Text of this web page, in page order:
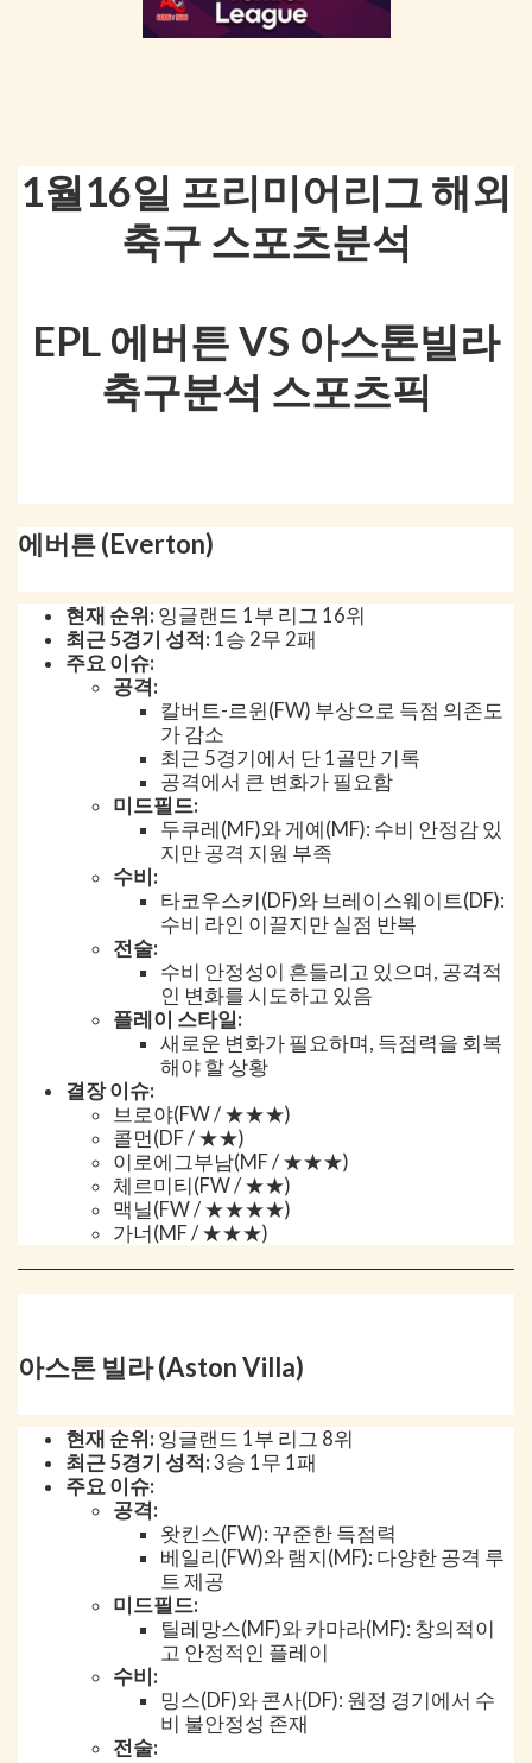
1월16일 프리미어리그 해외
축구 스포츠분석
EPL 에버튼 VS 아스톤빌라
축구분석 스포츠픽
에버튼 (Everton)
현재 순위: 잉글랜드 1부 리그 16위
최근 5경기 성적: 1승 2무 2패
주요 이슈:
공격:
칼버트-르윈(FW) 부상으로 득점 의존도
가 감소
최근 5경기에서 단 1골만 기록
공격에서 큰 변화가 필요함
미드필드:
두쿠레(MF)와 게예(MF): 수비 안정감 있
지만 공격 지원 부족
수비:
타코우스키(DF)와 브레이스웨이트(DF):
수비 라인 이끌지만 실점 반복
전술:
수비 안정성이 흔들리고 있으며, 공격적
인 변화를 시도하고 있음
플레이 스타일:
새로운 변화가 필요하며, 득점력을 회복
해야 할 상황
결장 이슈:
브로야(FW / ★★★)
콜먼(DF / ★★)
이로에그부남(MF / ★★★)
체르미티(FW / ★★)
맥닐(FW / ★★★★)
가너(MF / ★★★)
아스톤 빌라 (Aston Villa)
현재 순위: 잉글랜드 1부 리그 8위
최근 5경기 성적: 3승 1무 1패
주요 이슈:
공격:
왓킨스(FW): 꾸준한 득점력
베일리(FW)와 램지(MF): 다양한 공격 루
트 제공
미드필드:
틸레망스(MF)와 카마라(MF): 창의적이
고 안정적인 플레이
수비:
밍스(DF)와 콘사(DF): 원정 경기에서 수
비 불안정성 존재
전술: